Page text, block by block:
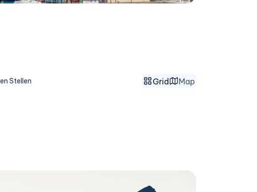
Stellen Grid Map